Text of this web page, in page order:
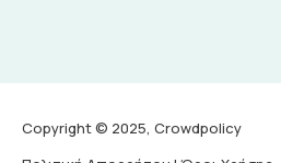
Copyright © 2025, Crowdpolicy